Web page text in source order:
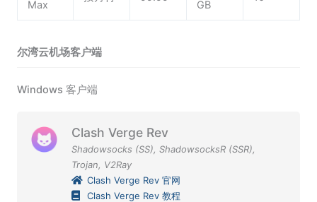
Max GB
尔湾云机场客户端
Windows 客户端
Clash Verge Rev
Shadowsocks (SS), ShadowsocksR (SSR),
Trojan, V2Ray
Clash Verge Rev 官网
Clash Verge Rev 教程